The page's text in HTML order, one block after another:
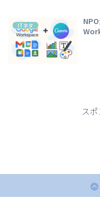
ITネタ
ス